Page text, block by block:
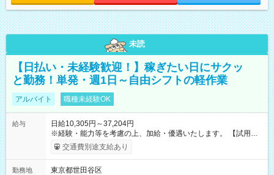
未読
【日払い・未経験歓迎！】稼ぎたい日にサクッ
と勤務！単発・週1日～自由シフトの軽作業
アルバイト 職種未経験OK
給与
日給10,305円～37,204円
※経験・能力等を考慮の上、加給・優遇いたします。 【試用期
間】試用期間なし
交通費別途支給あり
勤務地
東京都世田谷区